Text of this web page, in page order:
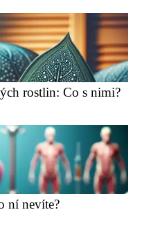
rostlin: Co s nimi?
ní nevíte?